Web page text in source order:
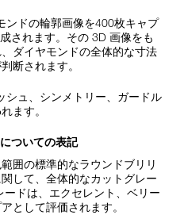
ンドの輪郭画像を400枚キャプ
されます。その 3D 画像をも
ダイヤモンドの全体的な寸法
断されます。
シュ、シンメトリー、ガードル
ます。
ついての表記
囲の標準的なラウンドブリリ
して、全体的なカットグレー
ードは、エクセレント、ベリー
として評価されます。